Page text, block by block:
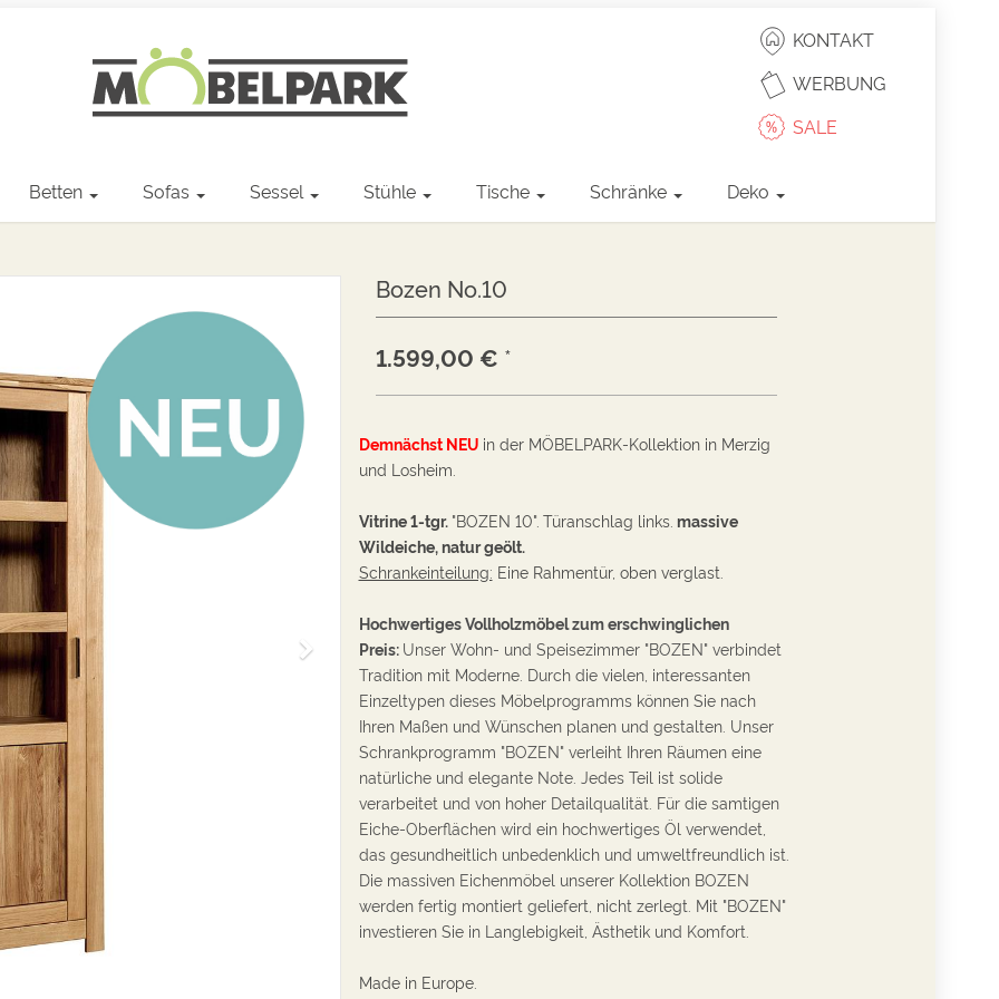
KONTAKT
WERBUNG
SALE
Betten Sofas Sessel Stühle Tische Schränke Deko
W
Bozen No.10
1.599,00 € *
Demnächst NEU in der MÖBELPARK-Kollektion in Merzig
und Losheim.
Vitrine 1-tgr. "BOZEN 10". Türanschlag links. massive
Wildeiche, natur geölt.
Schrankeinteilung: Eine Rahmentür, oben verglast.
Hochwertiges Vollholzmöbel zum erschwinglichen
Preis: Unser Wohn- und Speisezimmer "BOZEN" verbindet
Tradition mit Moderne. Durch die vielen, interessanten
Einzeltypen dieses Möbelprogramms können Sie nach
Ihren Maßen und Wünschen planen und gestalten. Unser
Schrankprogramm "BOZEN" verleiht Ihren Räumen eine
natürliche und elegante Note. Jedes Teil ist solide
verarbeitet und von hoher Detailqualität. Für die samtigen
Eiche-Oberflächen wird ein hochwertiges Öl verwendet,
das gesundheitlich unbedenklich und umweltfreundlich ist.
Die massiven Eichenmöbel unserer Kollektion BOZEN
werden fertig montiert geliefert, nicht zerlegt. Mit "BOZEN"
investieren Sie in Langlebigkeit, Ästhetik und Komfort.
Made in Europe.